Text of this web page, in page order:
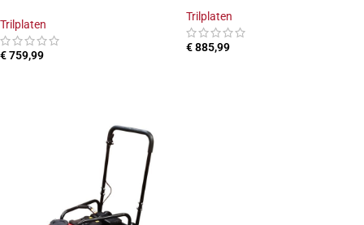
Trilplaten
€759,99
Trilplaten
€885,99